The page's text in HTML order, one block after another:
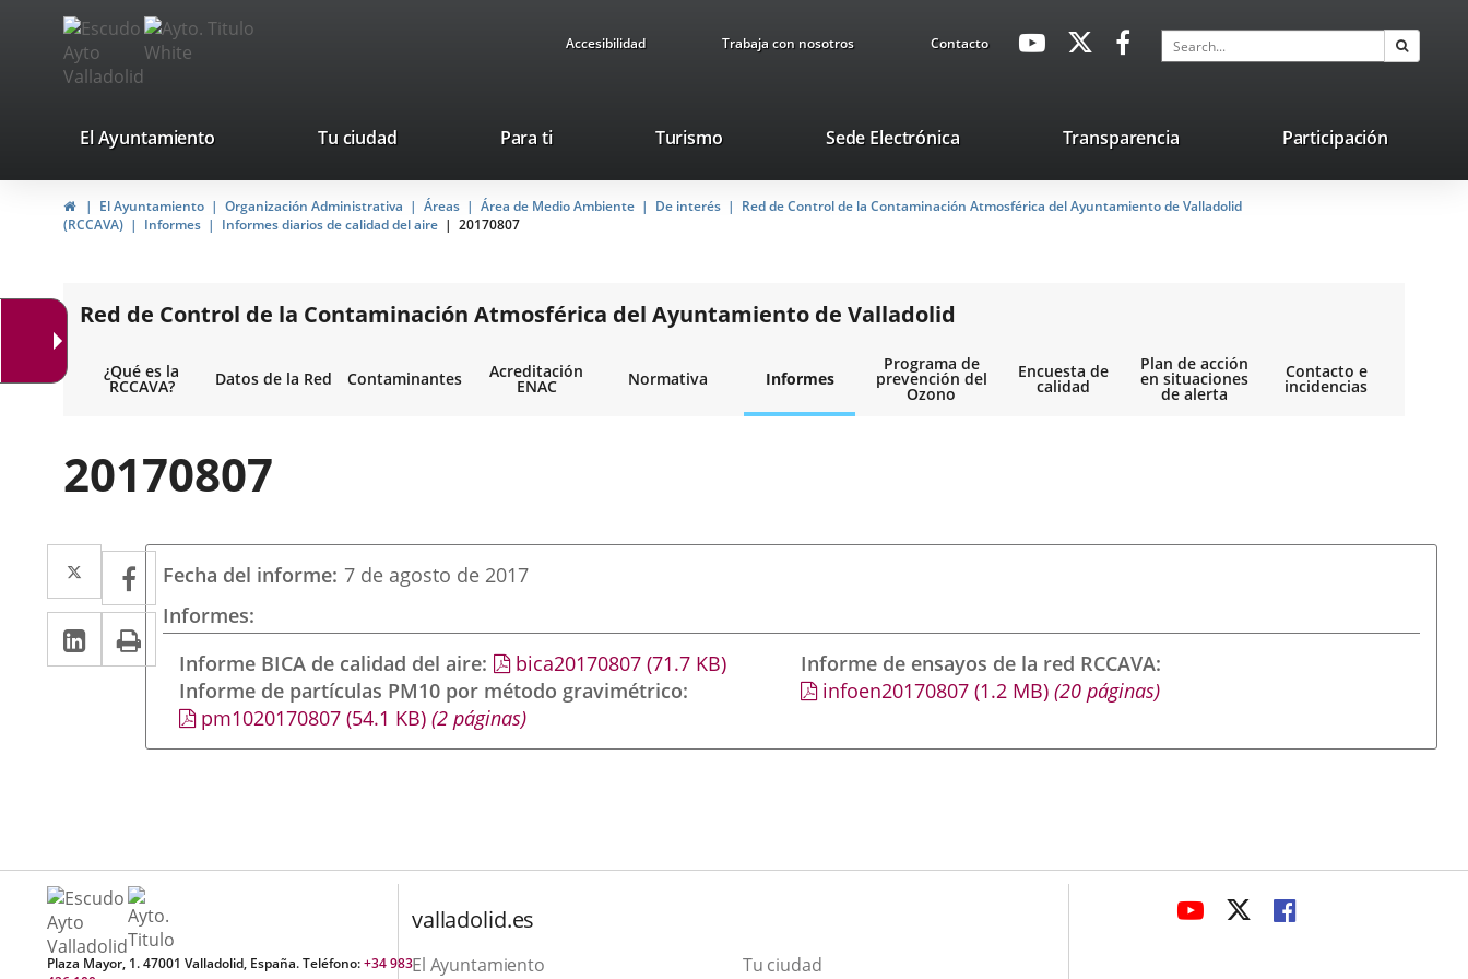
Jump to content
Portal
Web
Ayuntamiento
de
Valladolid
Accesibilidad Trabaja con nosotros ContactoavaHeaderSocial
Link
Link
application.
application.
Search
valladolid.es
El Ayuntamiento Tu ciudad Para ti TurismoThis
will
open
up
window.
Sede ElectrónicaLink
external
application.
Transparencia Participación
HomeEl Ayuntamiento Organización Administrativa Áreas Área de Medio Ambiente De interés
Red de Control de la Contaminación Atmosférica del Ayuntamiento de Valladolid
(RCCAVA)
Informes Informes diarios de calidad del aire 20170807
Red de Control de la Contaminación Atmosférica del Ayuntamiento de Valladolid
¿Qué es la
RCCAVA? Datos de la Red Contaminantes Acreditación
ENAC Normativa Informes
Programa de
prevención del
Ozono
Encuesta de
calidad
Plan de acción
en situaciones
de alerta
Contacto e
incidencias
20170807
Twitter
Enlace
a
una
aplicación
externa.
Facebook
Enlace
a
una
aplicación
externa.
Linkedin
Enlace
a
aplicación
Print
Fecha del informe 7 de agosto de 2017
Informes
Informe BICA de calidad del aire
bica20170807(71.7 KB)
Informe de partículas PM10 por método gravimétrico
pm1020170807(54.1 KB)(2 páginas)
Informe de ensayos de la red RCCAVA
infoen20170807 (1.2 MB) (20 páginas)
Plaza Mayor, 1. 47001 Valladolid, España. Teléfono:+34 983
valladolid.es
El Ayuntamiento Tu ciudad
LINK
LINKLINK